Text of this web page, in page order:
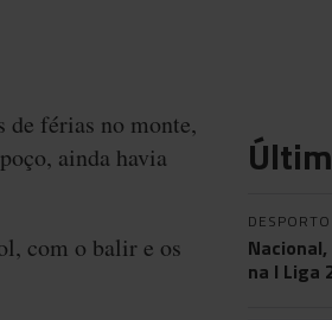
de férias no monte,
ainda havia
com o balir e os
DESPORTO
na I Liga